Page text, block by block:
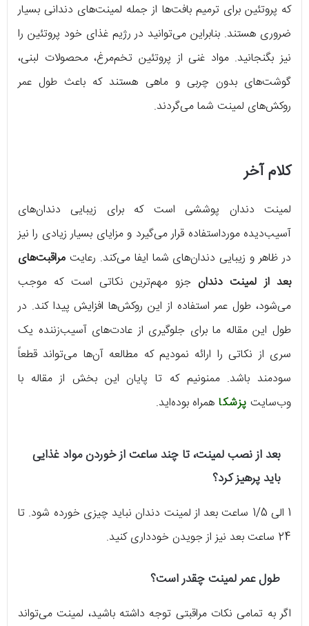
که پروتئین برای ترمیم بافت‌ها از جمله لمینت‌های دندانی بسیار
ضروری هستند. بنابراین می‌توانید در رژیم غذای خود پروتئین را
نیز بگنجانید. مواد غنی از پروتئین تخم‌مرغ، محصولات لبنی،
گوشت‌های بدون چربی و ماهی هستند که باعث طول عمر
روکش‌های لمینت شما می‌گردند.
کلام آخر
لمینت دندان پوششی است که برای زیبایی دندان‌های
آسیب‌دیده مورداستفاده قرار می‌گیرد و مزایای بسیار زیادی را نیز
در ظاهر و زیبایی دندان‌های شما ایفا می‌کند. رعایت مراقبت‌های
بعد از لمینت دندان جزو مهم‌ترین نکاتی است که موجب
می‌شود، طول عمر استفاده از این روکش‌ها افزایش پیدا کند. در
طول این مقاله ما برای جلوگیری از عادت‌های آسیب‌زننده یک
سری از نکاتی را ارائه نمودیم که مطالعه آن‌ها می‌تواند قطعاً
سودمند باشد. ممنونیم که تا پایان این بخش از مقاله با
وب‌سایت پزشکا همراه بوده‌اید.
بعد از نصب لمینت، تا چند ساعت از خوردن مواد غذایی
باید پرهیز کرد؟
1 الی 1/5 ساعت بعد از لمینت دندان نباید چیزی خورده شود. تا
24 ساعت بعد نیز از جویدن خودداری کنید.
طول عمر لمینت چقدر است؟
اگر به تمامی نکات مراقبتی توجه داشته باشید، لمینت می‌تواند